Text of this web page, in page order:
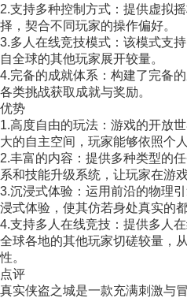
2.支持多种控制方式：提供虚拟
择，契合不同玩家的操作偏好。
3.多人在线竞技模式：该模式支
自全球的其他玩家展开较量。
4.完备的成就体系：构建了完备
各类挑战获取成就与奖励。
优势
1.高度自由的玩法：游戏的开放
大的自主空间，玩家能够依照个
2.丰富的内容：提供多种类型的
系和技能升级系统，让玩家在游
3.沉浸式体验：运用前沿的物理
浸式体验，使其仿若身处真实的
4.支持多人在线竞技：提供多人
全球各地的其他玩家切磋较量，
性。
点评
真实侠盗之城是一款充满刺激与